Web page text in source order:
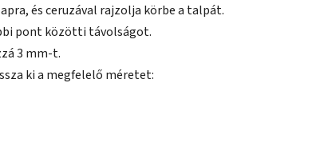
és ceruzával rajzolja körbe a talpát.
pont közötti távolságot.
3 mm-t.
ki a megfelelő méretet: